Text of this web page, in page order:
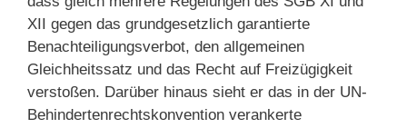
XII gegen das grundgesetzlich garantierte
Benachteiligungsverbot, den allgemeinen
Gleichheitssatz und das Recht auf Freizügigkeit
verstoßen. Darüber hinaus sieht er das in der UN-
Behindertenrechtskonvention verankerte